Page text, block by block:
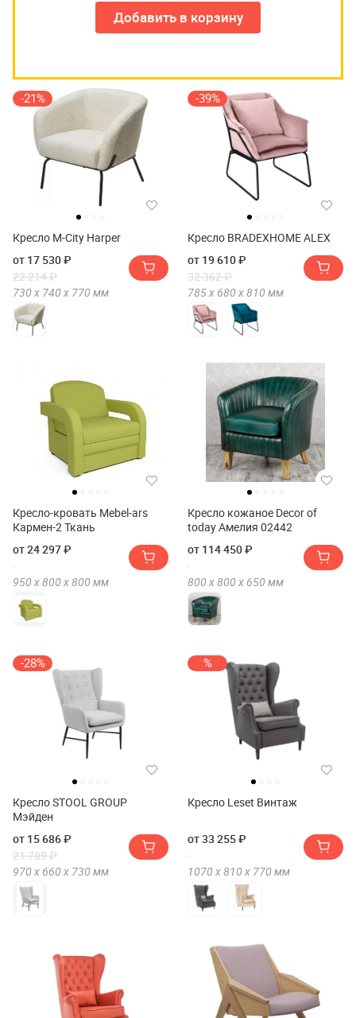
Добавить в корзину
-21%
Кресло M-City Harper
от 17 530 ₽
22 214 ₽
730 х 740 х 770 мм
-39%
Кресло BRADEXHOME ALEX
от 19 610 ₽
32 362 ₽
785 х 680 х810 мм
Кресло-кровать Mebel-ars
Кармен-2 Ткань
от 24 297 ₽
950 х800 х800 мм
Кресло кожаное Decor of
today Амелия 02442
от 114 450 ₽
800 х800 х 650 мм
-28%
Кресло STOOL GROUP
Мэйден
от 15 686 ₽
21 789 ₽
970 х 660 х 730 мм
%
Кресло Leset Винтаж
от 33 255 ₽
1070 х810 х 770 мм